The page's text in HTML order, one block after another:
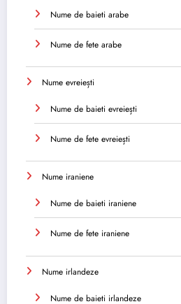
Nume de baieti arabe
Nume de fete arabe
Nume evreiești
Nume de baieti evreiești
Nume de fete evreiești
Nume iraniene
Nume de baieti iraniene
Nume de fete iraniene
Nume irlandeze
Nume de baieti irlandeze